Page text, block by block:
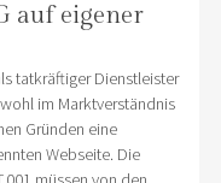
auf eigener
tatkräftiger Dienstleister
im Marktverständnis
Gründen eine
Webseite. Die